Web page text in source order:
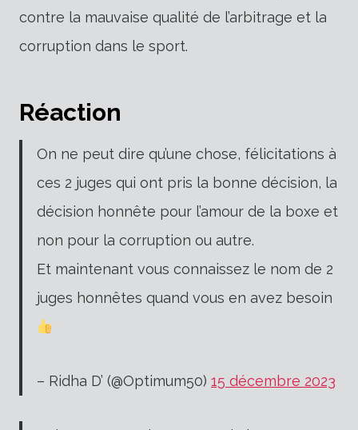
contre la mauvaise qualité de l’arbitrage et la
corruption dans le sport.
Réaction
On ne peut dire qu’une chose, félicitations à
ces 2 juges qui ont pris la bonne décision, la
décision honnête pour l’amour de la boxe et
non pour la corruption ou autre.
Et maintenant vous connaissez le nom de 2
juges honnêtes quand vous en avez besoin
– Ridha D’ (@Optimum50) 15 décembre 2023